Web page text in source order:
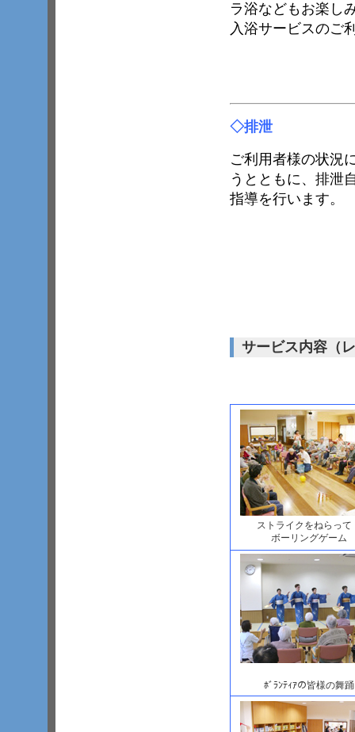
ラ浴などもお楽し
入浴サービスのご
◇排泄
ご利用者様の状況
うとともに、排泄
指導を行います。
サービス内容（
ストライクをねらって
ボーリングゲーム
ﾎﾞﾗﾝﾃｨｱの皆様の舞踊